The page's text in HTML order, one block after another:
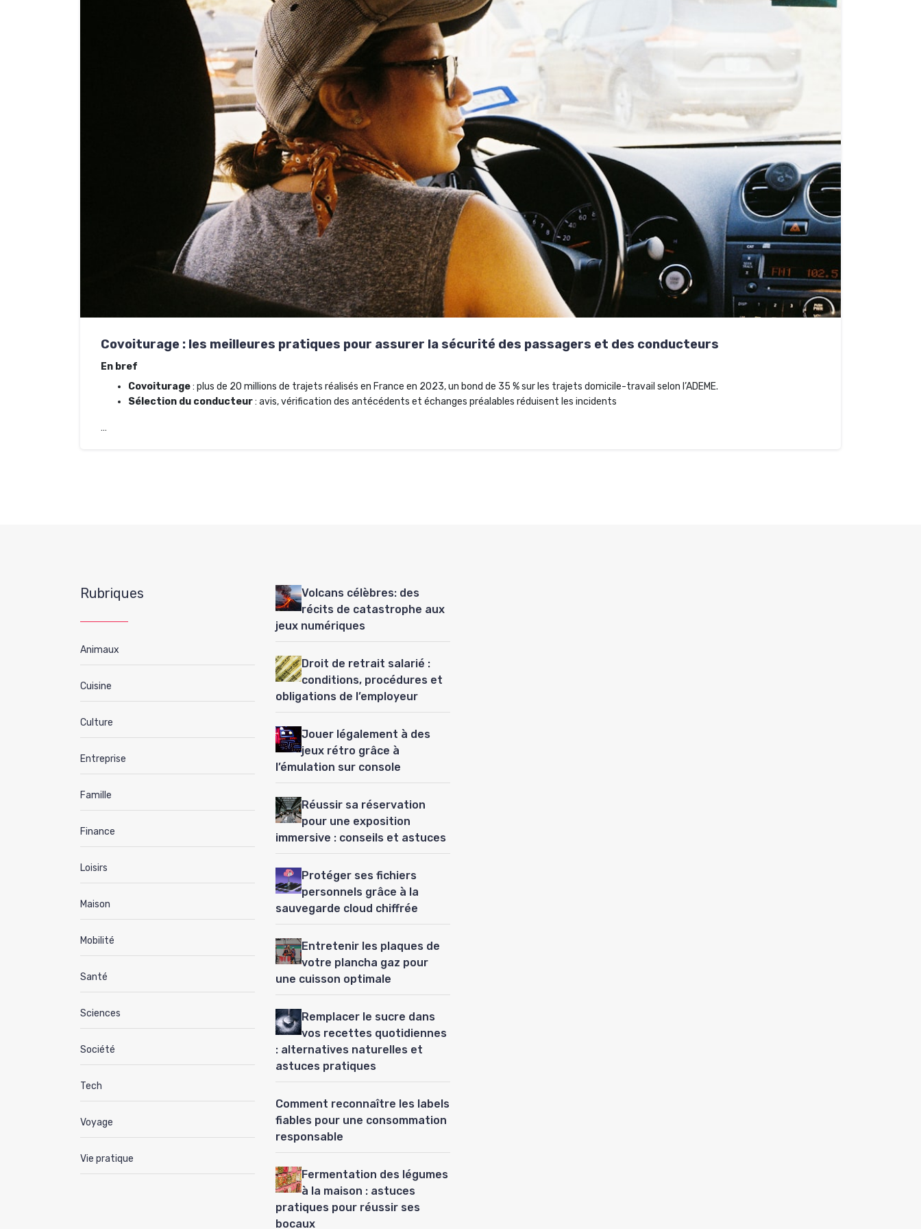
Covoiturage : les meilleures pratiques pour assurer la sécurité des passagers et des conducteurs
En bref
Covoiturage: plus de 20 millions de trajets réalisés en France en 2023, un bond de 35 % sur les trajets domicile-travail selon l’ADEME.
Sélection du conducteur: avis, vérification des antécédents et échanges préalables réduisent les incidents
…
Rubriques
Animaux
Cuisine
Culture
Entreprise
Famille
Finance
Loisirs
Maison
Mobilité
Santé
Sciences
Société
Tech
Voyage
Vie pratique
Volcans célèbres: des
récits de catastrophe aux
jeux numériques
Droit de retrait salarié :
conditions, procédures et
obligations de l’employeur
Jouer légalement à des
jeux rétro grâce à
l’émulation sur console
Réussir sa réservation
pour une exposition
immersive : conseils et astuces
Protéger ses fichiers
personnels grâce à la
sauvegarde cloud chiffrée
Entretenir les plaques de
votre plancha gaz pour
une cuisson optimale
Remplacer le sucre dans
vos recettes quotidiennes
: alternatives naturelles et
astuces pratiques
Comment reconnaître les labels
fiables pour une consommation
responsable
Fermentation des légumes
à la maison : astuces
pratiques pour réussir ses
bocaux